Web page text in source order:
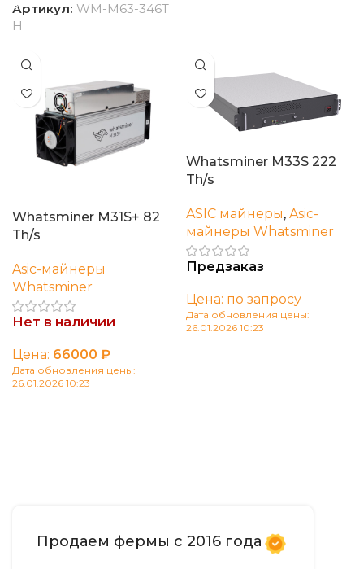
Артикул: WM-M63-346T
H
Whatsminer M31S+ 82
Th/s
Asic-майнеры
Whatsminer
Нет в наличии
Цена: 66000 ₽
Дата обновления цены:
26.01.2026 10:23
Whatsminer M33S 222
Th/s
ASIC майнеры, Asic-
майнеры Whatsminer
Предзаказ
Цена: по запросу
Дата обновления цены:
26.01.2026 10:23
Продаем фермы с 2016 года